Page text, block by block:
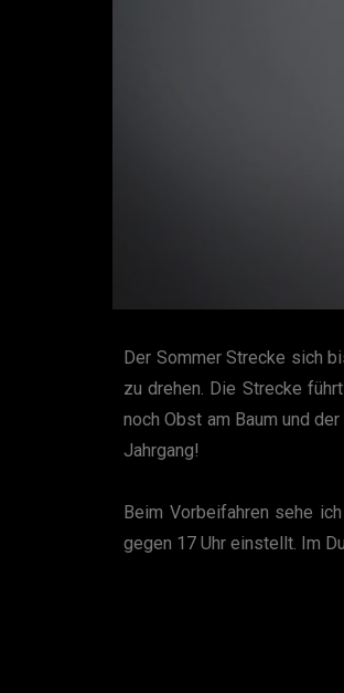
Der Sommer Strecke sich
zu drehen. Die Strecke
noch Obst am Baum und
Jahrgang!
Beim Vorbeifahren sehe
gegen 17 Uhr einstellt. Im